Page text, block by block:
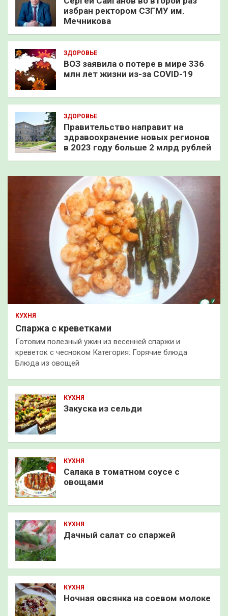
избран ректором СЗГМУ им.
Мечникова
ЗДОРОВЬЕ
ВОЗ заявила о потере в мире 336
млн лет жизни из-за COVID-19
ЗДОРОВЬЕ
Правительство направит на
здравоохранение новых регионов
в 2023 году больше 2 млрд рублей
КУХНЯ
Спаржа с креветками
Готовим полезный ужин из весенней спаржи и
креветок с чесноком Категория: Горячие блюда
Блюда из овощей
КУХНЯ
Закуска из сельди
КУХНЯ
Салака в томатном соусе с
овощами
КУХНЯ
Дачный салат со спаржей
КУХНЯ
Ночная овсянка на соевом молоке